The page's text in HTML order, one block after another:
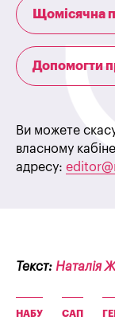
Щомісячна
Допомогти
Ви можете
власному
адресу:
Текст: Наталія
НАБУ САП